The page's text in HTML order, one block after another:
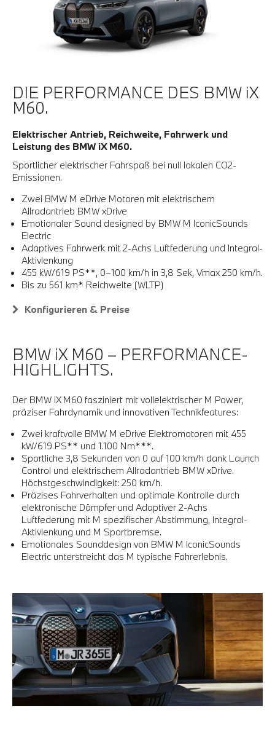
DIE PERFORMANCE DES BMW iX
M60.
Elektrischer Antrieb, Reichweite, Fahrwerk und
Leistung des BMW iX M60.
Sportlicher elektrischer Fahrspaß bei null lokalen CO2-
Emissionen.
Zwei BMW M eDrive Motoren mit elektrischem
Allradantrieb BMW xDrive
Emotionaler Sound designed by BMW M IconicSounds
Electric
Adaptives Fahrwerk mit 2-Achs Luftfederung und Integral-
Aktivlenkung
455 kW/619 PS**, 0–100 km/h in 3,8 Sek, Vmax 250 km/h.
Bis zu 561 km* Reichweite (WLTP)
Konfigurieren & Preise
BMW iX M60 – PERFORMANCE-
HIGHLIGHTS.
Der BMW iX M60 fasziniert mit vollelektrischer M Power,
präziser Fahrdynamik und innovativen Technikfeatures:
Zwei kraftvolle BMW M eDrive Elektromotoren mit 455
kW/619 PS** und 1.100 Nm***.
Sportliche 3,8 Sekunden von 0 auf 100 km/h dank Launch
Control und elektrischem Allradantrieb BMW xDrive.
Höchstgeschwindigkeit: 250 km/h.
Präzises Fahrverhalten und optimale Kontrolle durch
elektronische Dämpfer und Adaptiver 2-Achs
Luftfederung mit M spezifischer Abstimmung, Integral-
Aktivlenkung und M Sportbremse.
Emotionales Sounddesign von BMW M IconicSounds
Electric unterstreicht das M typische Fahrerlebnis.